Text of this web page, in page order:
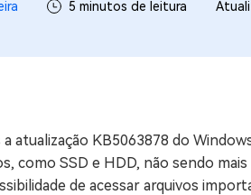
Android
5 minutos de leitura
a atualização KB5063878 do
como SSD e HDD, não sendo
de acessar arquivos